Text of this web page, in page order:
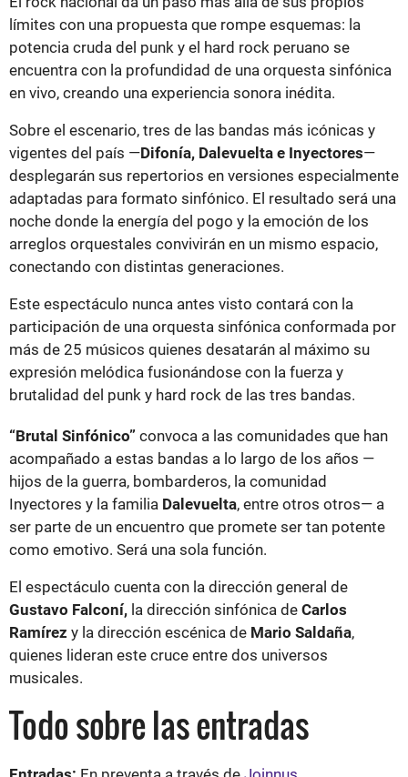
límites con una propuesta que rompe esquemas: la
potencia cruda del punk y el hard rock peruano se
encuentra con la profundidad de una orquesta sinfónica
en vivo, creando una experiencia sonora inédita.
Sobre el escenario, tres de las bandas más icónicas y
vigentes del país —Difonía, Dalevuelta e Inyectores—
desplegarán sus repertorios en versiones especialmente
adaptadas para formato sinfónico. El resultado será una
noche donde la energía del pogo y la emoción de los
arreglos orquestales convivirán en un mismo espacio,
conectando con distintas generaciones.
Este espectáculo nunca antes visto contará con la
participación de una orquesta sinfónica conformada por
más de 25 músicos quienes desatarán al máximo su
expresión melódica fusionándose con la fuerza y
brutalidad del punk y hard rock de las tres bandas.
“Brutal Sinfónico” convoca a las comunidades que han
acompañado a estas bandas a lo largo de los años —
hijos de la guerra, bombarderos, la comunidad
Inyectores y la familia Dalevuelta, entre otros otros— a
ser parte de un encuentro que promete ser tan potente
como emotivo. Será una sola función.
El espectáculo cuenta con la dirección general de
Gustavo Falconí, la dirección sinfónica de Carlos
Ramírez y la dirección escénica de Mario Saldaña,
quienes lideran este cruce entre dos universos
musicales.
Todo sobre las entradas